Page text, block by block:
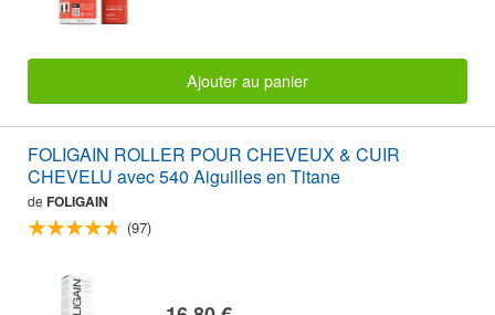
Ajouter au panier
FOLIGAIN ROLLER POUR CHEVEUX & CUIR
CHEVELU avec 540 Aiguilles en Titane
de FOLIGAIN
(97)